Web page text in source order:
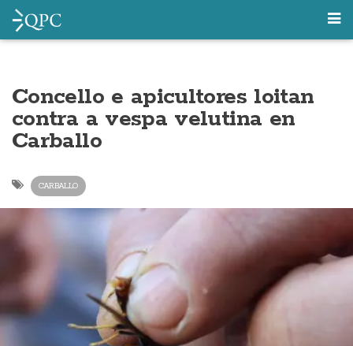
Concello e apicultores loitan
contra a vespa velutina en
Carballo
CARBALLO